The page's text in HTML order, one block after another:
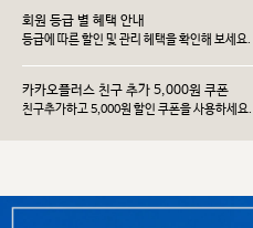
회원 등급 별 혜택 안내
등급에 따른 할인 및 관리 헤택을 확인해 보세요.
카카오플러스 친구 추가 5,000원 쿠폰
친구추가하고 5,000원 할인 쿠폰을 사용하세요.